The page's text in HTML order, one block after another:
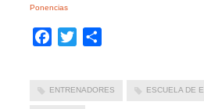
Ponencias
Facebook
Twitter
ENTRENADORES ESCUELA DE